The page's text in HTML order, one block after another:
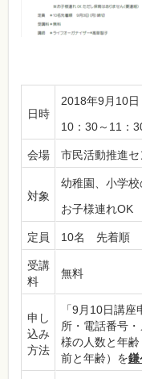
日時
2018年9月10日
10：30～11：
会場 市民活動推進
対象
幼稚園、小学
お子様連れOK
定員 10名 先着順
受講
料
無料
申し
込み
方法
「9月10日講
所・電話番号
様の人数と年
前と年齢）を鎌